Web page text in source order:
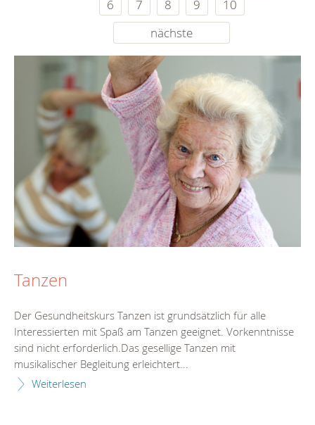
6
7 8 9
10
nächste
Tanzen
Der Gesundheitskurs Tanzen ist grundsätzlich für alle
Interessierten mit Spaß am Tanzen geeignet. Vorkenntnisse
sind nicht erforderlich.Das gesellige Tanzen mit
musikalischer Begleitung erleichtert...
Weiterlesen